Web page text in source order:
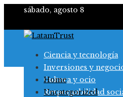
sábado, agosto 8
Ciencia y tecnología
Inversiones y
Cultura y ocio
Responsabilidad
Home
Uncategorized